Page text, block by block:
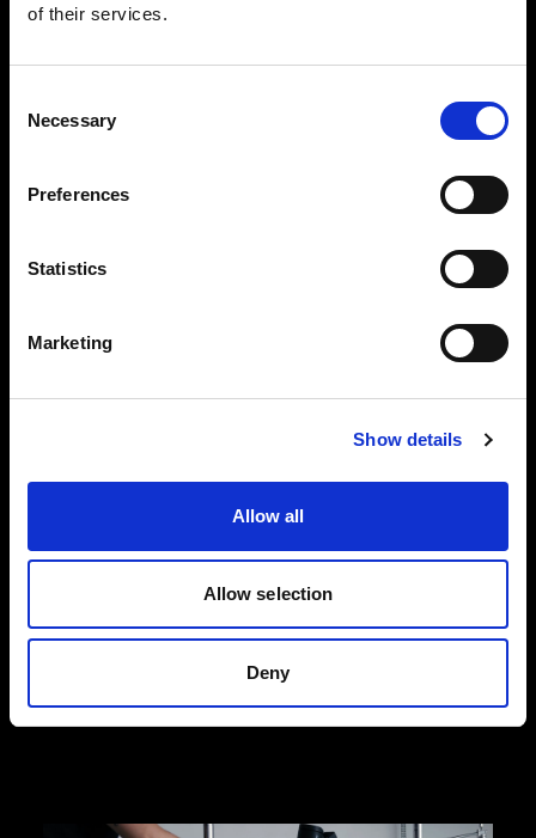
of their services.
Selection
Necessary
Preferences
Statistics
Marketing
Show details
Allow all
Allow selection
Deny
のないライトシェーピングを実現でき、ブランド
す。
ファッションフラットレイ写真
Profoto のフラットレイ撮影向け製品なら、ファッ
合わせて、高品質の製品写真を撮影でき、コンバ
ージョン率の増加につなげることができます。
Profoto StyleShoots Horizontal や、創造力を柔軟
かつフルに発揮できるライトとライトシェーピン